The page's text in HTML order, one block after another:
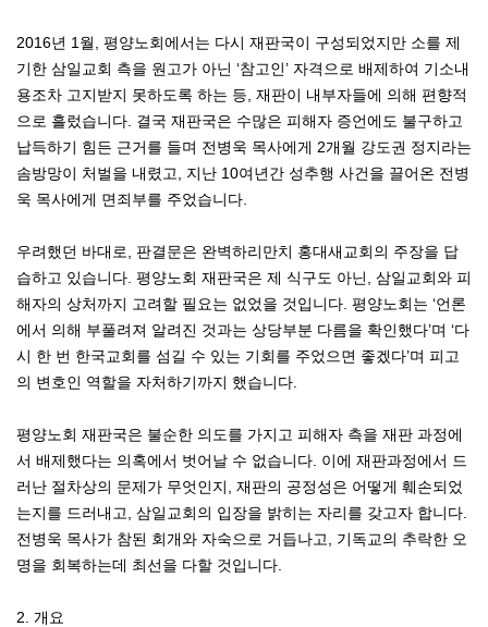
2016년 1월, 평양노회에서는 다시 재판국이 구성되었지만 소를 제
기한 삼일교회 측을 원고가 아닌 ‘참고인’ 자격으로 배제하여 기소내
용조차 고지받지 못하도록 하는 등, 재판이 내부자들에 의해 편향적
으로 흘렀습니다. 결국 재판국은 수많은 피해자 증언에도 불구하고
납득하기 힘든 근거를 들며 전병욱 목사에게 2개월 강도권 정지라는
솜방망이 처벌을 내렸고, 지난 10여년간 성추행 사건을 끌어온 전병
욱 목사에게 면죄부를 주었습니다.
우려했던 바대로, 판결문은 완벽하리만치 홍대새교회의 주장을 답
습하고 있습니다. 평양노회 재판국은 제 식구도 아닌, 삼일교회와 피
해자의 상처까지 고려할 필요는 없었을 것입니다. 평양노회는 ‘언론
에서 의해 부풀려져 알려진 것과는 상당부분 다름을 확인했다’며 ‘다
시 한 번 한국교회를 섬길 수 있는 기회를 주었으면 좋겠다’며 피고
의 변호인 역할을 자처하기까지 했습니다.
평양노회 재판국은 불순한 의도를 가지고 피해자 측을 재판 과정에
서 배제했다는 의혹에서 벗어날 수 없습니다. 이에 재판과정에서 드
러난 절차상의 문제가 무엇인지, 재판의 공정성은 어떻게 훼손되었
는지를 드러내고, 삼일교회의 입장을 밝히는 자리를 갖고자 합니다.
전병욱 목사가 참된 회개와 자숙으로 거듭나고, 기독교의 추락한 오
명을 회복하는데 최선을 다할 것입니다.
2. 개요